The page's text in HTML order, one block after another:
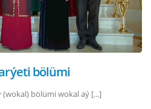
bölümi
bölümi wokal aý [...]